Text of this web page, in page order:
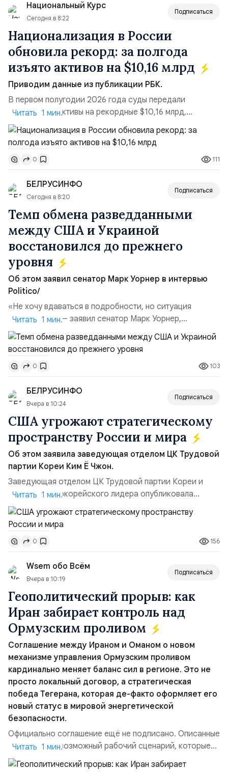
российские платформы.Что из этого бье...
Национальный Курс
Сегодня в 8:22
Подписаться
Национализация в России
обновила рекорд: за полгода
изъято активов на $10,16 млрд
Приводим данные из публикации РБК.
В первом полугодии 2026 года суды передали
государству активы на рекордные $10,16 млрд,
подсчитали аналитики AK&M. Это в 2,5 раза больше,
чем за аналогичный период 2025 года ($3,95 млрд).
Всего зафиксировано 15 национализационных
транзакций, которые обеспечили 42,2% денежного
объёма всего российского рынка слияний и
поглощений. Крупнейшей ...
Читать 1 мин.
0 111
БЕЛРУСИНФО
Сегодня в 8:20
Подписаться
Темп обмена разведданными
между США и Украиной
восстановился до прежнего
уровня
Об этом заявил сенатор Марк Уорнер в интервью
Politico/
«Не хочу вдаваться в подробности, но ситуация
улучшилась», — заявил сенатор Марк Уорнер,
высокопоставленный член комитета по разведке,
добавив, что использование Украиной беспилотников и
ракет большой дальности позволило ей наносить
удары вглубь российской территории и укрепило её
позиции.Сотрудничество со стороны США стало
ключом к позитивному пов...
Читать 1 мин.
0 103
БЕЛРУСИНФО
Вчера в 10:24
Подписаться
США угрожают стратегическому
пространству России и мира
Об этом заявила заведующая отделом ЦК Трудовой
партии Кореи Ким Ё Чжон.
Заведующая отделом ЦК Трудовой партии Кореи и
сестра северокорейского лидера опубликовала
заявление для прессы в ответ на проведение Токио
совместных с флотом США запусков крылатых ракет
Томагавк.«Япония отбросила обманчивую видимость
„исключительно оборонительной страны“ и выносит
вопрос о собственном ядерном вооружении на
всеобщее обозрение, одновреме...
Читать 1 мин.
0 156
Wsem обо Всём
Вчера в 10:19
Подписаться
Геополитический прорыв: как
Иран забирает контроль над
Ормузским проливом
Соглашение между Ираном и Оманом о новом
механизме управления Ормузским проливом
кардинально меняет баланс сил в регионе. Это не
просто локальный договор, а стратегическая
победа Тегерана, которая де-факто оформляет его
новый статус в мировой энергетической
безопасности.
Официально соглашение ещё не подписано. Описанные
пункты — это возможный рабочий сценарий, которые
скорее всего будут реализованы.Разбираем ключевые
Читать 1 мин.